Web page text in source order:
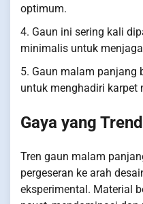
optimum.
4. Gaun ini sering kali
minimalis untuk
5. Gaun malam panjang
untuk menghadiri karpet
Gaya yang
Tren gaun malam
pergeseran ke arah
eksperimental. Material